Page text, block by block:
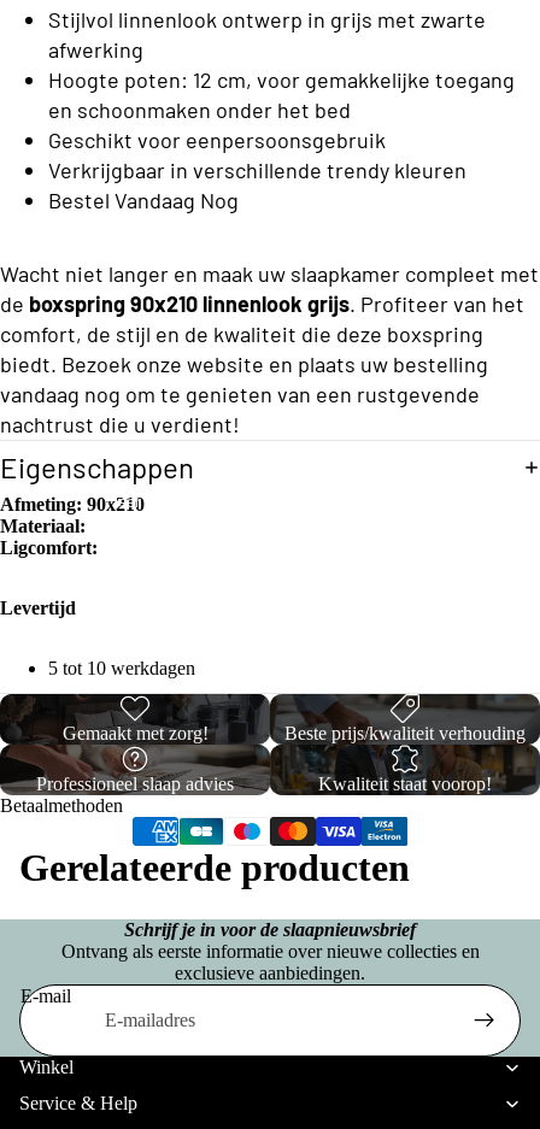
d
n
b
r
g
B
o
s
p
n
g
g
b
o
x
s
p
n
g
Eenperso
ons
Split/Top
matrasse
n
Twijfelaar
matrasse
n
Tweepers
oons
Split/Top
matrasse
n
e
t
k
e
Dekbedo
vertrekke
n
Dekbedo
vertrekke
n
Kinderen
H
o
o
f
d
u
s
s
Meer
Stijlvol linnenlook ontwerp in grijs met zwarte
afwerking
Hoogte poten: 12 cm, voor gemakkelijke toegang
en schoonmaken onder het bed
Geschikt voor eenpersoonsgebruik
Verkrijgbaar in verschillende trendy kleuren
Bestel Vandaag Nog
Wacht niet langer en maak uw slaapkamer compleet met
de boxspring 90x210 linnenlook grijs. Profiteer van het
comfort, de stijl en de kwaliteit die deze boxspring
biedt. Bezoek onze website en plaats uw bestelling
vandaag nog om te genieten van een rustgevende
nachtrust die u verdient!
Eigenschappen
Afmeting: 90x210
Materiaal:
Ligcomfort:
Levertijd
5 tot 10 werkdagen
Gemaakt met zorg! Beste prijs/kwaliteit verhouding
Professioneel slaap advies
Kwaliteit staat voorop!
Betaalmethoden
Gerelateerde producten
Schrijf je in voor de slaapnieuwsbrief
Ontvang als eerste informatie over nieuwe collecties en
exclusieve aanbiedingen.
E-mail
Winkel
Service & Help
Privacybeleid
Verzendbeleid
Terugbetalingsbeleid